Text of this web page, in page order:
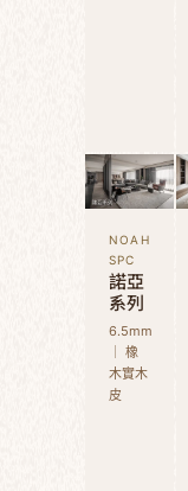
NOAH
SPC
諾亞
系列
6.5mm
｜ 橡
木實木
皮